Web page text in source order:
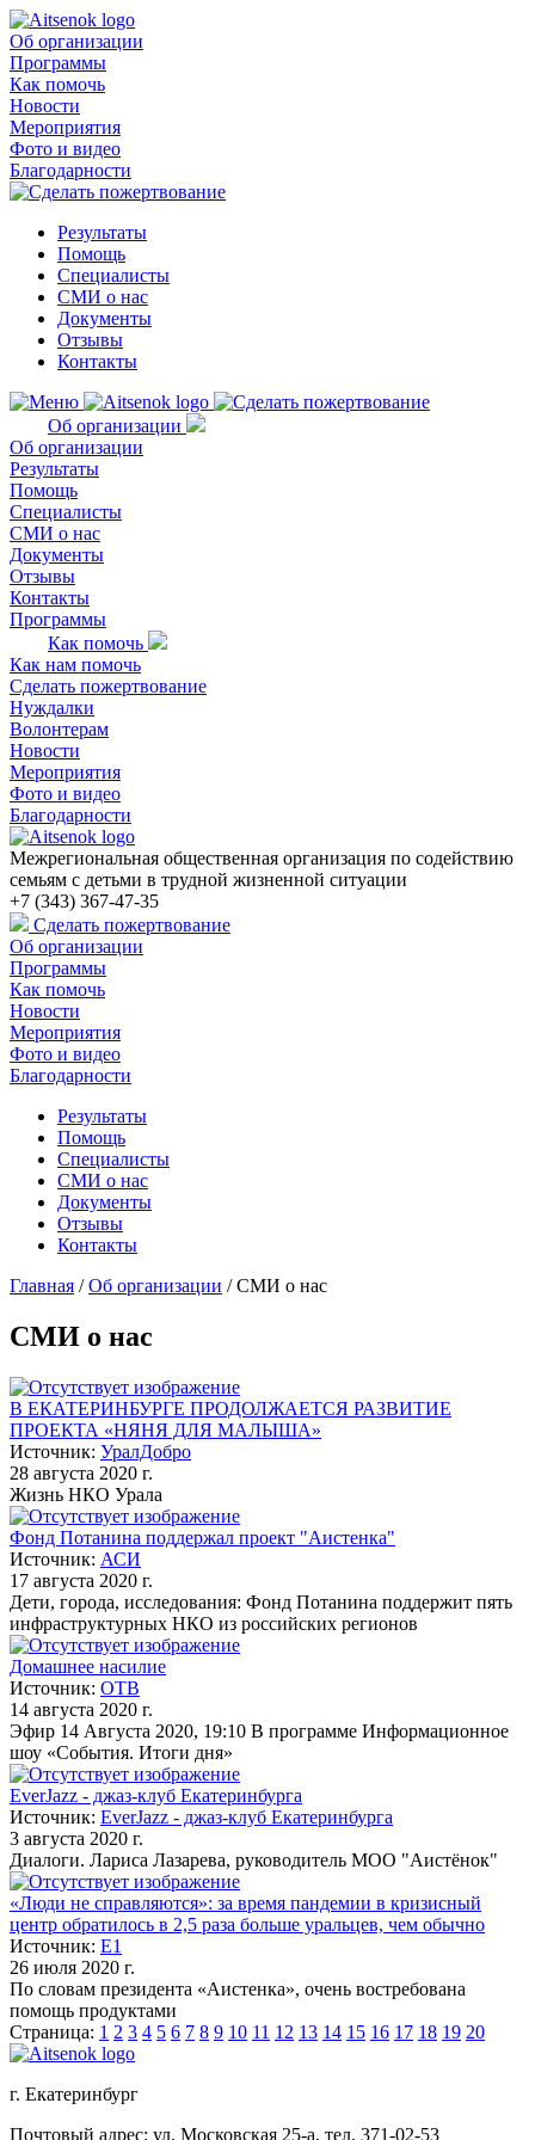
Об организации
Программы
Как помочь
Новости
Мероприятия
Фото и видео
Благодарности
Результаты
Помощь
Специалисты
СМИ о нас
Документы
Отзывы
Контакты
Об организации
Об организации
Результаты
Помощь
Специалисты
СМИ о нас
Документы
Отзывы
Контакты
Программы
Как помочь
Как нам помочь
Сделать пожертвование
Нуждалки
Волонтерам
Новости
Мероприятия
Фото и видео
Благодарности
Межрегиональная общественная организация по содействию
семьям с детьми в трудной жизненной ситуации
+7 (343) 367-47-35
Сделать пожертвование
Об организации
Программы
Как помочь
Новости
Мероприятия
Фото и видео
Благодарности
Результаты
Помощь
Специалисты
СМИ о нас
Документы
Отзывы
Контакты
Главная /Об организации /СМИ о нас
СМИ о нас
В ЕКАТЕРИНБУРГЕ ПРОДОЛЖАЕТСЯ РАЗВИТИЕ
ПРОЕКТА «НЯНЯ ДЛЯ МАЛЫША»
Источник: УралДобро
28 августа 2020 г.
Жизнь НКО Урала
Фонд Потанина поддержал проект "Аистенка"
Источник: АСИ
17 августа 2020 г.
Дети, города, исследования: Фонд Потанина поддержит пять
инфраструктурных НКО из российских регионов
Домашнее насилие
Источник: ОТВ
14 августа 2020 г.
Эфир 14 Августа 2020, 19:10 В программе Информационное
шоу «События. Итоги дня»
EverJazz - джаз-клуб Екатеринбурга
Источник: EverJazz - джаз-клуб Екатеринбурга
3 августа 2020 г.
Диалоги. Лариса Лазарева, руководитель МОО "Аистёнок"
«Люди не справляются»: за время пандемии в кризисный
центр обратилось в 2,5 раза больше уральцев, чем обычно
Источник: Е1
26 июля 2020 г.
По словам президента «Аистенка», очень востребована
помощь продуктами
Страница: 1 2 3 4 5 6 7 8 9 10 11 12 13 14 15 16 17 18 19 20
г. Екатеринбург
Почтовый адрес: ул. Московская 25-а, тел. 371-02-53